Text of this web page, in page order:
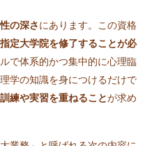
の深さにあります。この資格
定大学院を修了することが必
で体系的かつ集中的に心理臨
学の知識を身につけるだけで
練や実習を重ねることが求め